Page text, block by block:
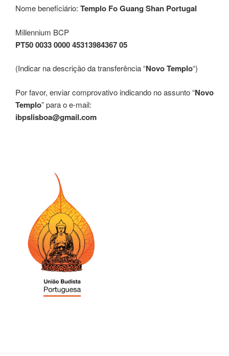
Nome beneficiário: Templo Fo Guang Shan Portugal
Millennium BCP
PT50 0033 0000 45313984367 05
(Indicar na descrição da transferência “Novo Templo“)
Por favor, enviar comprovativo indicando no assunto “Novo
Templo” para o e-mail:
ibpslisboa@gmail.com